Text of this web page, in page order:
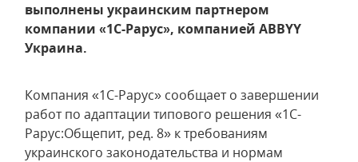
выполнены украинским партнером
компании «1С-Рарус», компанией ABBYY
Украина.
Компания «1С-Рарус» сообщает о завершении
работ по адаптации типового решения «1С-
Рарус:Общепит, ред. 8» к требованиям
украинского законодательства и нормам